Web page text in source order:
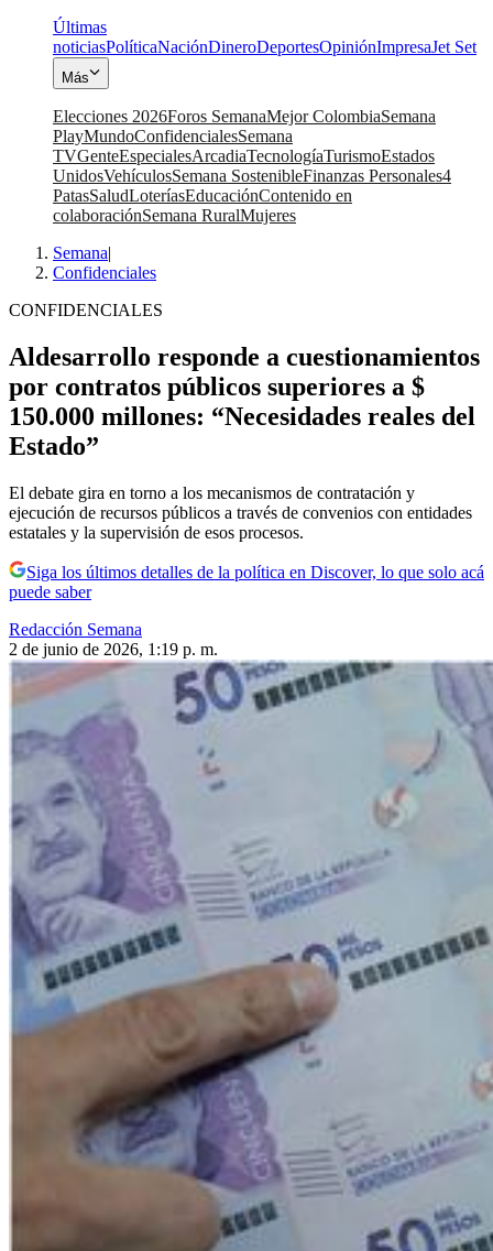
Últimas
noticiasPolíticaNaciónDineroDeportesOpiniónImpresaJet Set
Más
Elecciones 2026Foros SemanaMejor ColombiaSemana
PlayMundoConfidencialesSemana
TVGenteEspecialesArcadiaTecnologíaTurismoEstados
UnidosVehículosSemana SostenibleFinanzas Personales4
PatasSaludLoteríasEducaciónContenido en
colaboraciónSemana RuralMujeres
Semana|
Confidenciales
CONFIDENCIALES
Aldesarrollo responde a cuestionamientos
por contratos públicos superiores a $
150.000 millones: “Necesidades reales del
Estado”
El debate gira en torno a los mecanismos de contratación y
ejecución de recursos públicos a través de convenios con entidades
estatales y la supervisión de esos procesos.
Siga los últimos detalles de la política en Discover, lo que solo acá
puede saber
Redacción Semana
2 de junio de 2026, 1:19 p. m.